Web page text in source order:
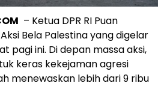
– Ketua DPR RI Puan
Bela Palestina yang digelar
pagi ini. Di depan massa aksi,
keras kekejaman agresi
menewaskan lebih dari 9 ribu